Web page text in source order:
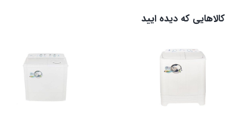
کالاهایی که دیده ایید